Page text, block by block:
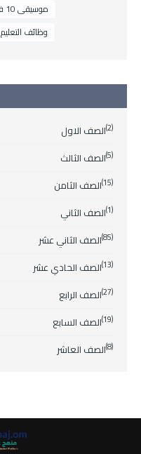
موسيقى 10 ف2
وظائف التعليم
الصف الاول (2)
الصف الثالث (5)
الصف الثامن (15)
الصف الثاني (1)
الصف الثاني عشر (85)
الصف الحادي عشر (13)
الصف الرابع (27)
الصف السابع (19)
الصف العاشر (8)